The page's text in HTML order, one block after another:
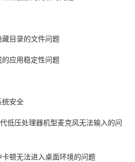
目录的文件问题
应用稳定性问题
统安全
低压处理器机型麦克风无法输入的问
顿无法进入桌面环境的问题